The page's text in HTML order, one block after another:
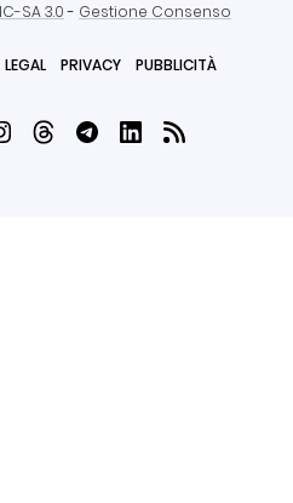
SA 3.0- Gestione Consenso
LEGAL PRIVACY PUBBLICITÀ